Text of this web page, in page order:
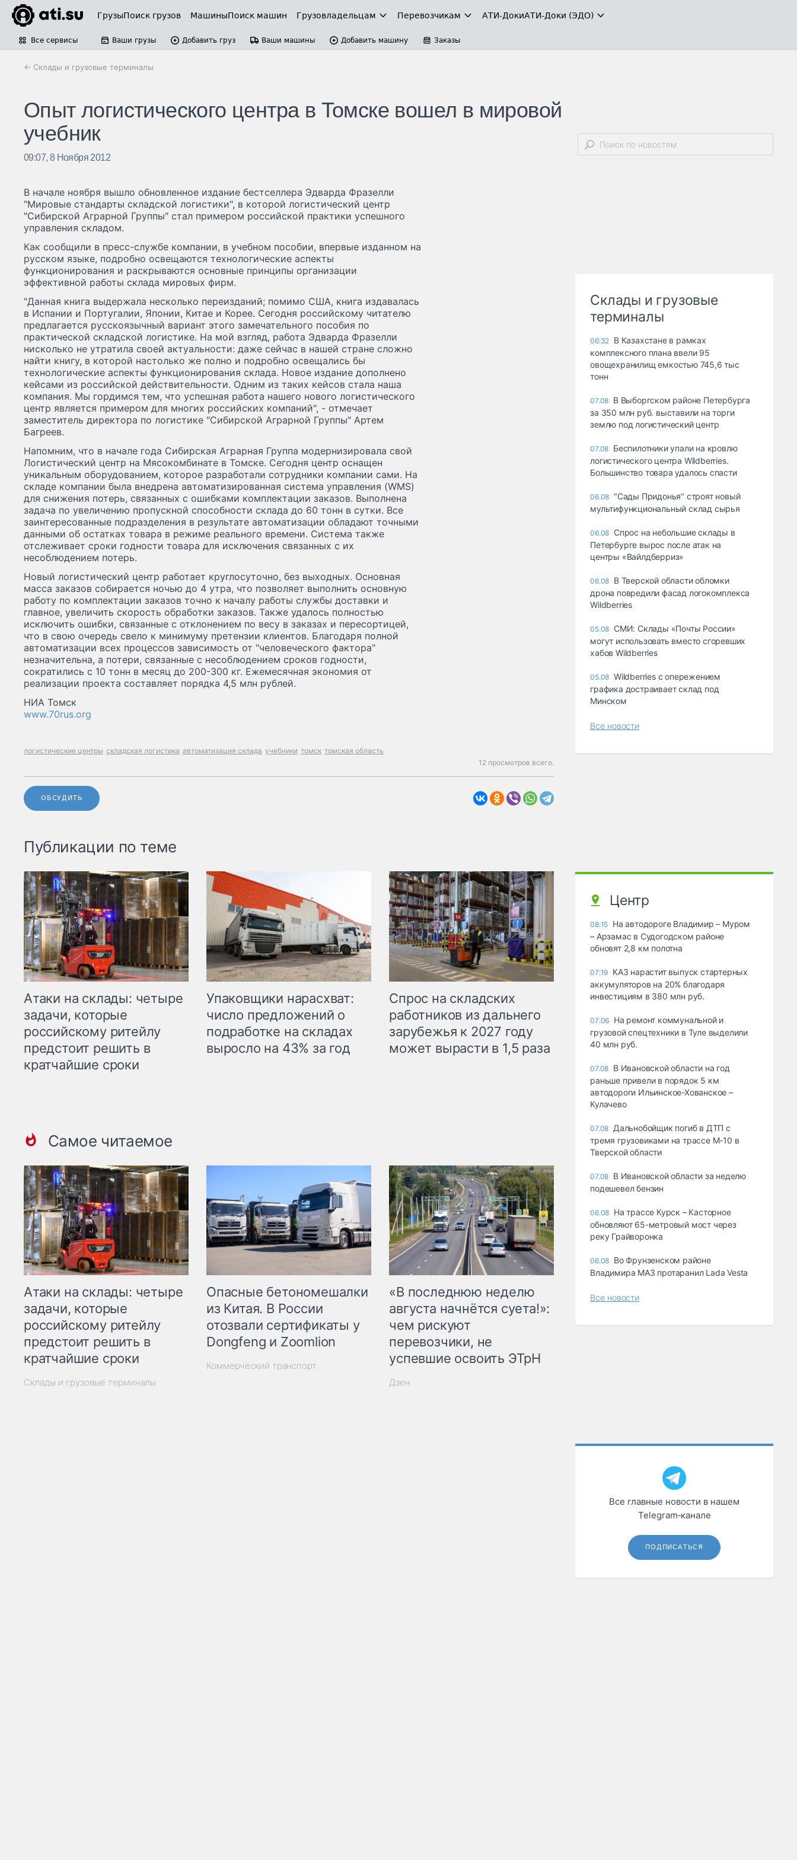
ГрузыПоиск грузов МашиныПоиск машин Грузовладельцам Перевозчикам АТИ-ДокиАТИ-Доки (ЭДО)
Все сервисы Ваши грузы Добавить груз Ваши машины Добавить машину Заказы
← Склады и грузовые терминалы
Опыт логистического центра в Томске вошел в мировой
учебник
09:07, 8 Ноября 2012
В начале ноября вышло обновленное издание бестселлера Эдварда Фразелли
"Мировые стандарты складской логистики", в которой логистический центр
"Сибирской Аграрной Группы" стал примером российской практики успешного
управления складом.
Как сообщили в пресс-службе компании, в учебном пособии, впервые изданном на
русском языке, подробно освещаются технологические аспекты
функционирования и раскрываются основные принципы организации
эффективной работы склада мировых фирм.
"Данная книга выдержала несколько переизданий; помимо США, книга издавалась
в Испании и Португалии, Японии, Китае и Корее. Сегодня российскому читателю
предлагается русскоязычный вариант этого замечательного пособия по
практической складской логистике. На мой взгляд, работа Эдварда Фразелли
нисколько не утратила своей актуальности: даже сейчас в нашей стране сложно
найти книгу, в которой настолько же полно и подробно освещались бы
технологические аспекты функционирования склада. Новое издание дополнено
кейсами из российской действительности. Одним из таких кейсов стала наша
компания. Мы гордимся тем, что успешная работа нашего нового логистического
центр является примером для многих российских компаний", - отмечает
заместитель директора по логистике "Сибирской Аграрной Группы" Артем
Багреев.
Напомним, что в начале года Сибирская Аграрная Группа модернизировала свой
Логистический центр на Мясокомбинате в Томске. Сегодня центр оснащен
уникальным оборудованием, которое разработали сотрудники компании сами. На
складе компании была внедрена автоматизированная система управления (WMS)
для снижения потерь, связанных с ошибками комплектации заказов. Выполнена
задача по увеличению пропускной способности склада до 60 тонн в сутки. Все
заинтересованные подразделения в результате автоматизации обладают точными
данными об остатках товара в режиме реального времени. Система также
отслеживает сроки годности товара для исключения связанных с их
несоблюдением потерь.
Новый логистический центр работает круглосуточно, без выходных. Основная
масса заказов собирается ночью до 4 утра, что позволяет выполнить основную
работу по комплектации заказов точно к началу работы службы доставки и
главное, увеличить скорость обработки заказов. Также удалось полностью
исключить ошибки, связанные с отклонением по весу в заказах и пересортицей,
что в свою очередь свело к минимуму претензии клиентов. Благодаря полной
автоматизации всех процессов зависимость от "человеческого фактора"
незначительна, а потери, связанные с несоблюдением сроков годности,
сократились с 10 тонн в месяц до 200-300 кг. Ежемесячная экономия от
реализации проекта составляет порядка 4,5 млн рублей.
НИА Томск
www.70rus.org
логистические центры складская логистика автоматизация склада учебники томск томская область
12 просмотров всего.
ОБСУДИТЬ
Публикации по теме
Атаки на склады: четыре
задачи, которые
российскому ритейлу
предстоит решить в
кратчайшие сроки
Упаковщики нарасхват:
число предложений о
подработке на складах
выросло на 43% за год
Спрос на складских
работников из дальнего
зарубежья к 2027 году
может вырасти в 1,5 раза
Самое читаемое
Атаки на склады: четыре
задачи, которые
российскому ритейлу
предстоит решить в
кратчайшие сроки
Склады и грузовые терминалы
Опасные бетономешалки
из Китая. В России
отозвали сертификаты у
Dongfeng и Zoomlion
Коммерческий транспорт
«В последнюю неделю
августа начнётся суета!»:
чем рискуют
перевозчики, не
успевшие освоить ЭТрН
Дзен
Склады и грузовые
терминалы
06:32 В Казахстане в рамках
комплексного плана ввели 95
овощехранилищ емкостью 745,6 тыс
тонн
07.08 В Выборгском районе Петербурга
за 350 млн руб. выставили на торги
землю под логистический центр
07.08 Беспилотники упали на кровлю
логистического центра Wildberries.
Большинство товара удалось спасти
06.08 "Сады Придонья" строят новый
мультифункциональный склад сырья
06.08 Спрос на небольшие склады в
Петербурге вырос после атак на
центры «Вайлдберриз»
06.08 В Тверской области обломки
дрона повредили фасад логокомплекса
Wildberries
05.08 СМИ: Склады «Почты России»
могут использовать вместо сгоревших
хабов Wildberries
05.08 Wildberries с опережением
графика достраивает склад под
Минском
Все новости
Центр
08:15 На автодороге Владимир – Муром
– Арзамас в Судогодском районе
обновят 2,8 км полотна
07:19 КАЗ нарастит выпуск стартерных
аккумуляторов на 20% благодаря
инвестициям в 380 млн руб.
07:06 На ремонт коммунальной и
грузовой спецтехники в Туле выделили
40 млн руб.
07.08 В Ивановской области на год
раньше привели в порядок 5 км
автодороги Ильинское-Хованское –
Кулачево
07.08 Дальнобойщик погиб в ДТП с
тремя грузовиками на трассе М-10 в
Тверской области
07.08 В Ивановской области за неделю
подешевел бензин
06.08 На трассе Курск – Касторное
обновляют 65-метровый мост через
реку Грайворонка
06.08 Во Фрунзенском районе
Владимира МАЗ протаранил Lada Vesta
Все новости
Все главные новости в нашем
Telegram‑канале
ПОДПИСАТЬСЯ